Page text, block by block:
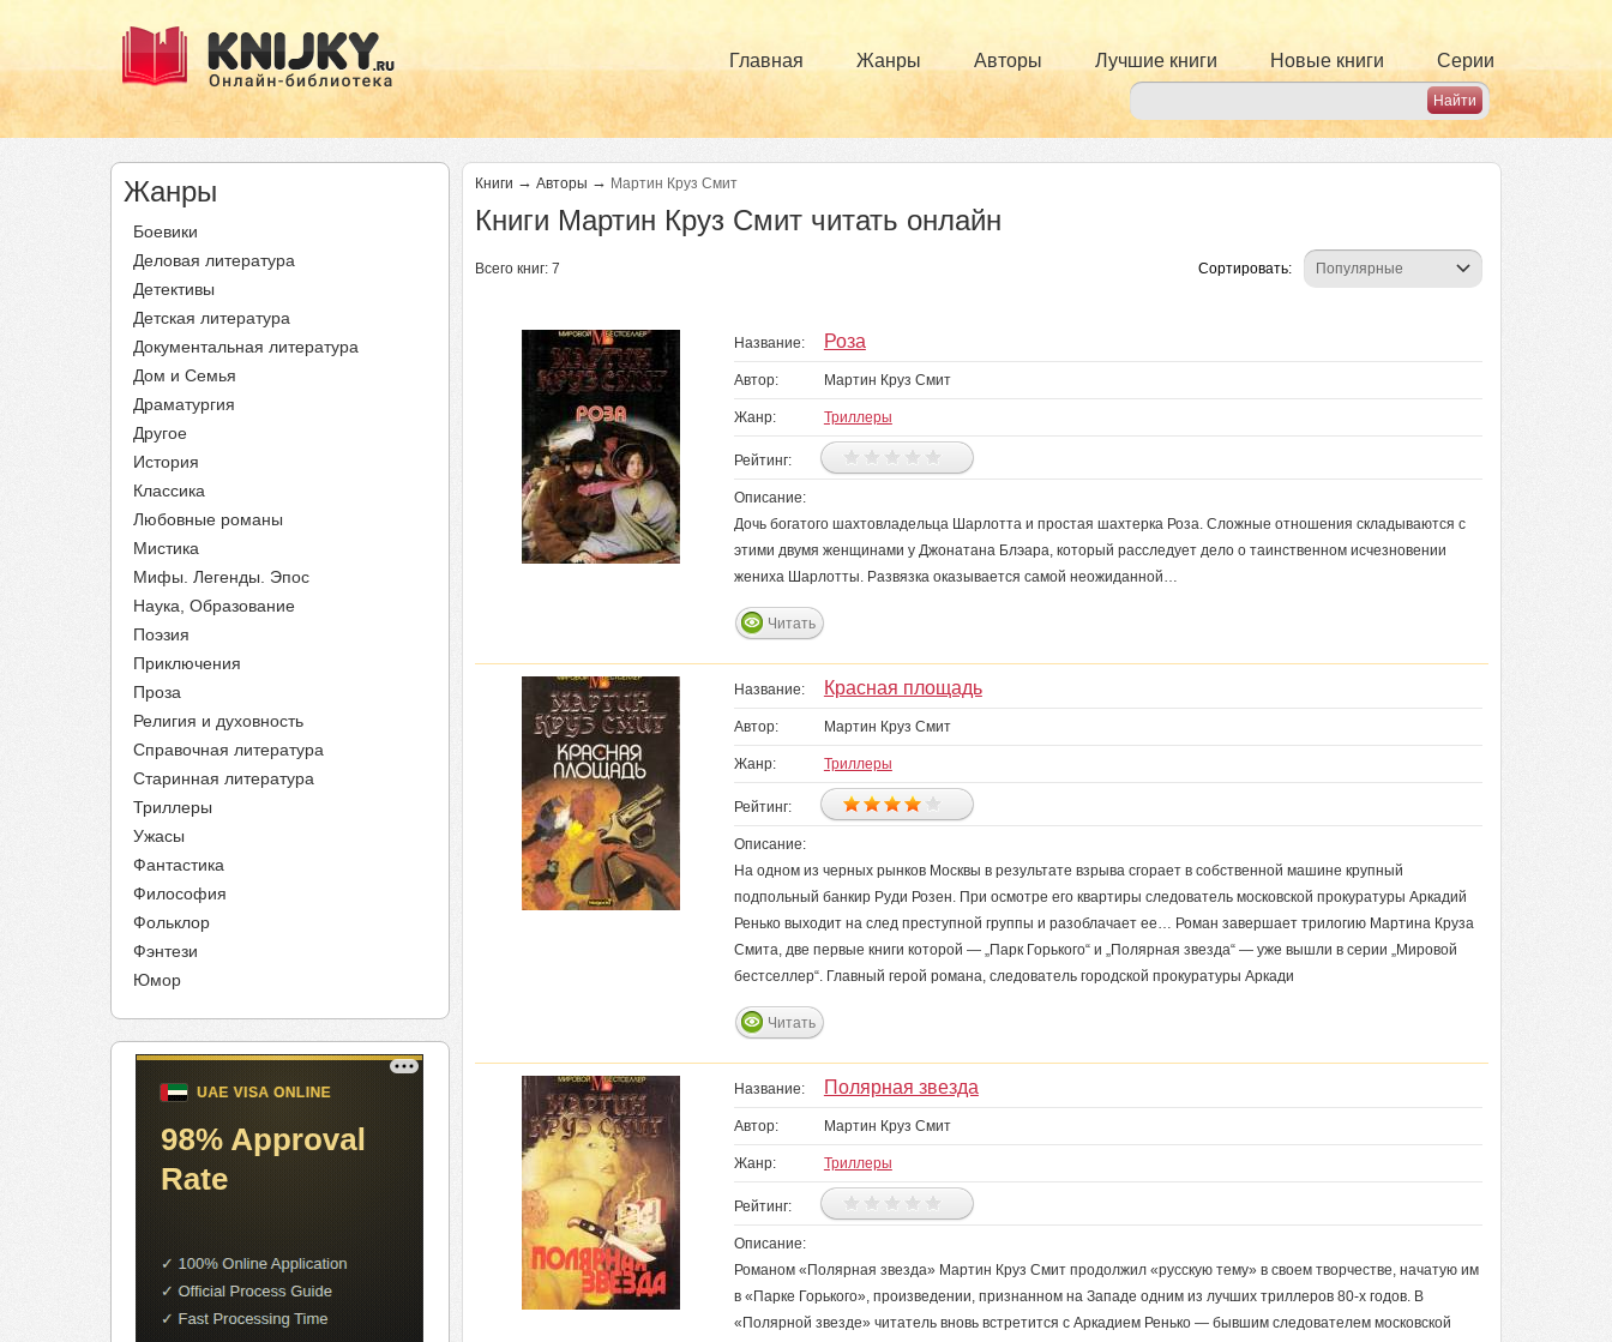
Главная Жанры Авторы Лучшие книги Новые книги Серии
Жанры
Боевики
Деловая литература
Детективы
Детская литература
Документальная литература
Дом и Семья
Драматургия
Другое
История
Классика
Любовные романы
Мистика
Мифы. Легенды. Эпос
Наука, Образование
Поэзия
Приключения
Проза
Религия и духовность
Справочная литература
Старинная литература
Триллеры
Ужасы
Фантастика
Философия
Фольклор
Фэнтези
Юмор
Книги → Авторы → Мартин Круз Смит
Книги Мартин Круз Смит читать онлайн
Всего книг: 7 Сортировать:
Название: Роза
Автор: Мартин Круз Смит
Жанр: Триллеры
Рейтинг:
Описание:
Дочь богатого шахтовладельца Шарлотта и простая шахтерка Роза. Сложные отношения складываются с
этими двумя женщинами у Джонатана Блэара, который расследует дело о таинственном исчезновении
жениха Шарлотты. Развязка оказывается самой неожиданной…
Читать
Название: Красная площадь
Автор: Мартин Круз Смит
Жанр: Триллеры
Рейтинг:
Описание:
На одном из черных рынков Москвы в результате взрыва сгорает в собственной машине крупный
подпольный банкир Руди Розен. При осмотре его квартиры следователь московской прокуратуры Аркадий
Ренько выходит на след преступной группы и разоблачает ее… Роман завершает трилогию Мартина Круза
Смита, две первые книги которой — „Парк Горького“ и „Полярная звезда“ — уже вышли в серии „Мировой
бестселлер“. Главный герой романа, следователь городской прокуратуры Аркади
Читать
Название: Полярная звезда
Автор: Мартин Круз Смит
Жанр: Триллеры
Рейтинг:
Описание:
Романом «Полярная звезда» Мартин Круз Смит продолжил «русскую тему» в своем творчестве, начатую им
в «Парке Горького», произведении, признанном на Западе одним из лучших триллеров 80-х годов. В
«Полярной звезде» читатель вновь встретится с Аркадием Ренько — бывшим следователем московской